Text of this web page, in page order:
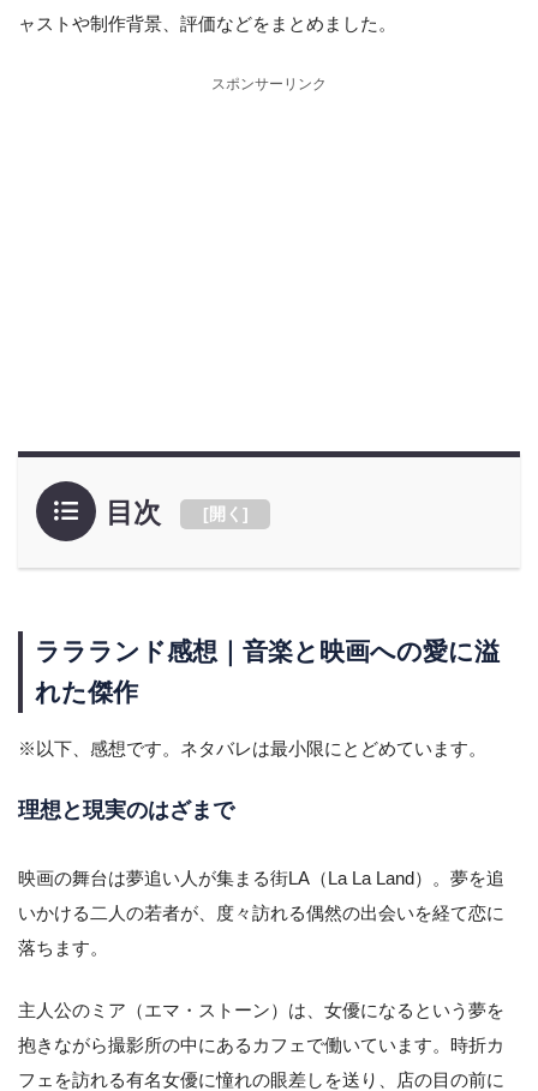
ャストや制作背景、評価などをまとめました。
スポンサーリンク
目次 [開く ]
ララランド感想｜音楽と映画への愛に溢
れた傑作
※以下、感想です。ネタバレは最小限にとどめています。
理想と現実のはざまで
映画の舞台は夢追い人が集まる街LA（La La Land）。夢を追
いかける二人の若者が、度々訪れる偶然の出会いを経て恋に
落ちます。
主人公のミア（エマ・ストーン）は、女優になるという夢を
抱きながら撮影所の中にあるカフェで働いています。時折カ
フェを訪れる有名女優に憧れの眼差しを送り、店の目の前に